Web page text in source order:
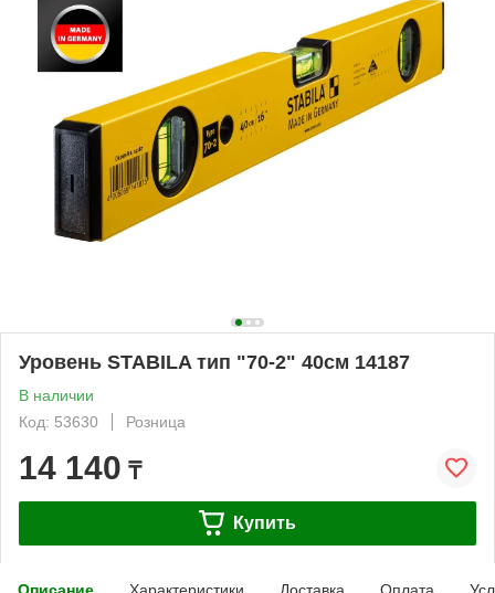
Уровень STABILA тип "70-2" 40см 14187
В наличии
Код: 53630
Розница
14 140 ₸
Купить
Описание Характеристики Доставка Оплата